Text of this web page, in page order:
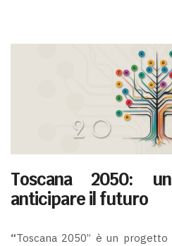
Toscana 2050:
anticipare il futuro
“Toscana 2050” è un